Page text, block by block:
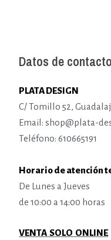
Datos de contacto
PLATA DESIGN
C/ Tomillo 52,
Email: shop@plata-
Teléfono: 610665191
Horario de atención
De Lunes a Jueves
de 10:00 a 14:00 horas
VENTA SOLO ONLINE